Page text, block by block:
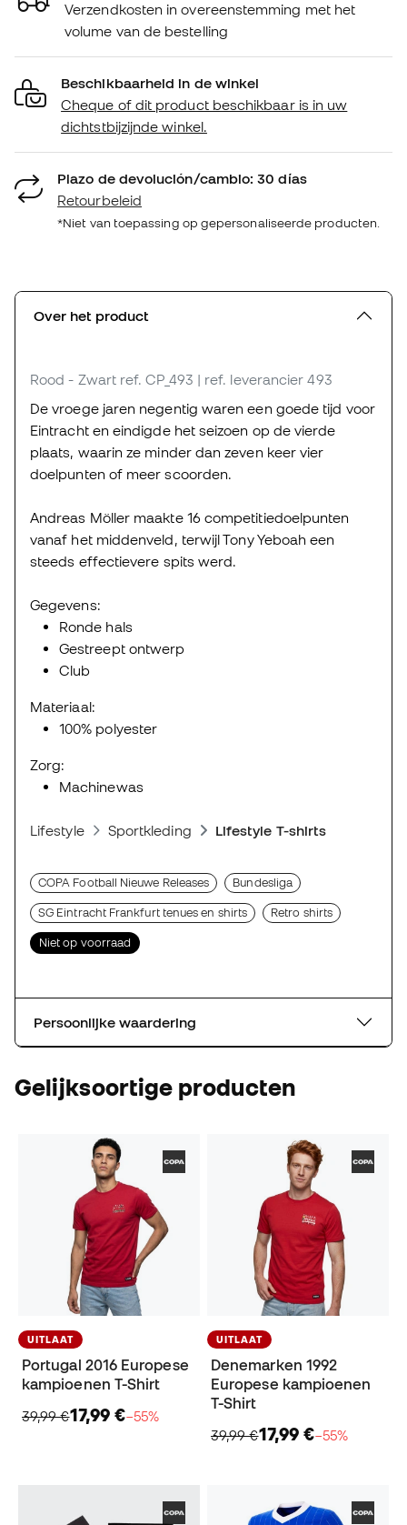
Verzendkosten in overeenstemming met het
volume van de bestelling
Beschikbaarheid in de winkel
Cheque of dit product beschikbaar is in uw
dichtstbijzijnde winkel.
Plazo de devolución/cambio: 30 días
Retourbeleid
*Niet van toepassing op gepersonaliseerde producten.
Over het product
Rood - Zwart ref. CP_493 | ref. leverancier 493
De vroege jaren negentig waren een goede tijd voor
Eintracht en eindigde het seizoen op de vierde
plaats, waarin ze minder dan zeven keer vier
doelpunten of meer scoorden.
Andreas Möller maakte 16 competitiedoelpunten
vanaf het middenveld, terwijl Tony Yeboah een
steeds effectievere spits werd.
Gegevens:
Ronde hals
Gestreept ontwerp
Club
Materiaal:
100% polyester
Zorg:
Machinewas
Lifestyle Sportkleding Lifestyle T-shirts
COPA Football Nieuwe Releases Bundesliga
SG Eintracht Frankfurt tenues en shirts Retro shirts
Niet op voorraad
Persoonlijke waardering
Gelijksoortige producten
UITLAAT
Portugal 2016 Europese
kampioenen T-Shirt
39,99 €17,99 €−55%
UITLAAT
Denemarken 1992
Europese kampioenen
T-Shirt
39,99 €17,99 €−55%